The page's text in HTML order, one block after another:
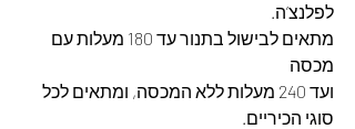
לפלנצ’ה.
מתאים לבישול בתנור עד 180 מעלות עם
מכסה
ועד 240 מעלות ללא המכסה, ומתאים לכל
סוגי הכיריים.